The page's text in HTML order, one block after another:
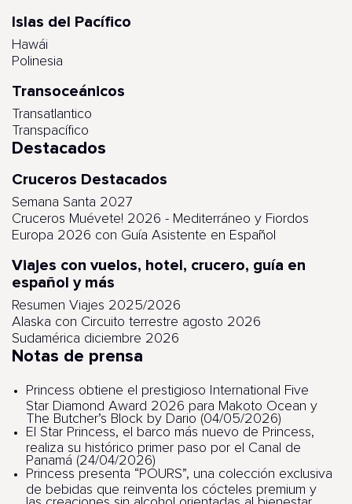
Islas del Pacífico
Hawái
Polinesia
Transoceánicos
Transatlantico
Transpacífico
Destacados
Cruceros Destacados
Semana Santa 2027
Cruceros Muévete! 2026 - Mediterráneo y Fiordos
Europa 2026 con Guía Asistente en Español
Viajes con vuelos, hotel, crucero, guía en
español y más
Resumen Viajes 2025/2026
Alaska con Circuito terrestre agosto 2026
Sudamérica diciembre 2026
Notas de prensa
Princess obtiene el prestigioso International Five
Star Diamond Award 2026 para Makoto Ocean y
The Butcher’s Block by Dario (04/05/2026)
El Star Princess, el barco más nuevo de Princess,
realiza su histórico primer paso por el Canal de
Panamá (24/04/2026)
Princess presenta “POURS”, una colección exclusiva
de bebidas que reinventa los cócteles premium y